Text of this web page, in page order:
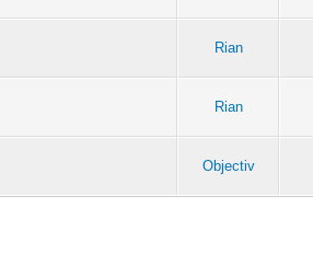
Rian
Rian
Objectiv